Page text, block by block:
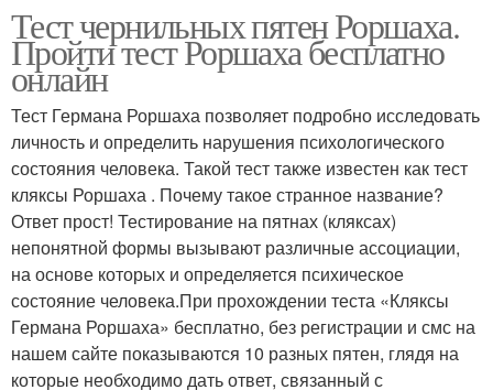
Тест чернильных пятен Роршаха.
Пройти тест Роршаха бесплатно
онлайн
Тест Германа Роршаха позволяет подробно исследовать
личность и определить нарушения психологического
состояния человека. Такой тест также известен как тест
кляксы Роршаха . Почему такое странное название?
Ответ прост! Тестирование на пятнах (кляксах)
непонятной формы вызывают различные ассоциации,
на основе которых и определяется психическое
состояние человека.При прохождении теста «Кляксы
Германа Роршаха» бесплатно, без регистрации и смс на
нашем сайте показываются 10 разных пятен, глядя на
которые необходимо дать ответ, связанный с